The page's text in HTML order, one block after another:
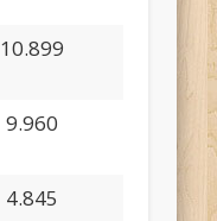
10.899
9.960
4.845